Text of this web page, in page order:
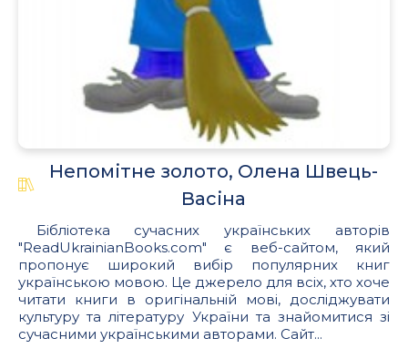
Непомітне золото, Олена Швець-
Васіна
Бібліотека сучасних українських авторів
"ReadUkrainianBooks.com" є веб-сайтом, який
пропонує широкий вибір популярних книг
українською мовою. Це джерело для всіх, хто хоче
читати книги в оригінальній мові, досліджувати
культуру та літературу України та знайомитися зі
сучасними українськими авторами. Сайт...